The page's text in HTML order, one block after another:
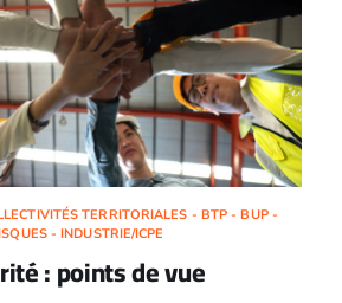
TERRITORIALES - BTP - BUP -
- INDUSTRIE/ICPE
: points de vue